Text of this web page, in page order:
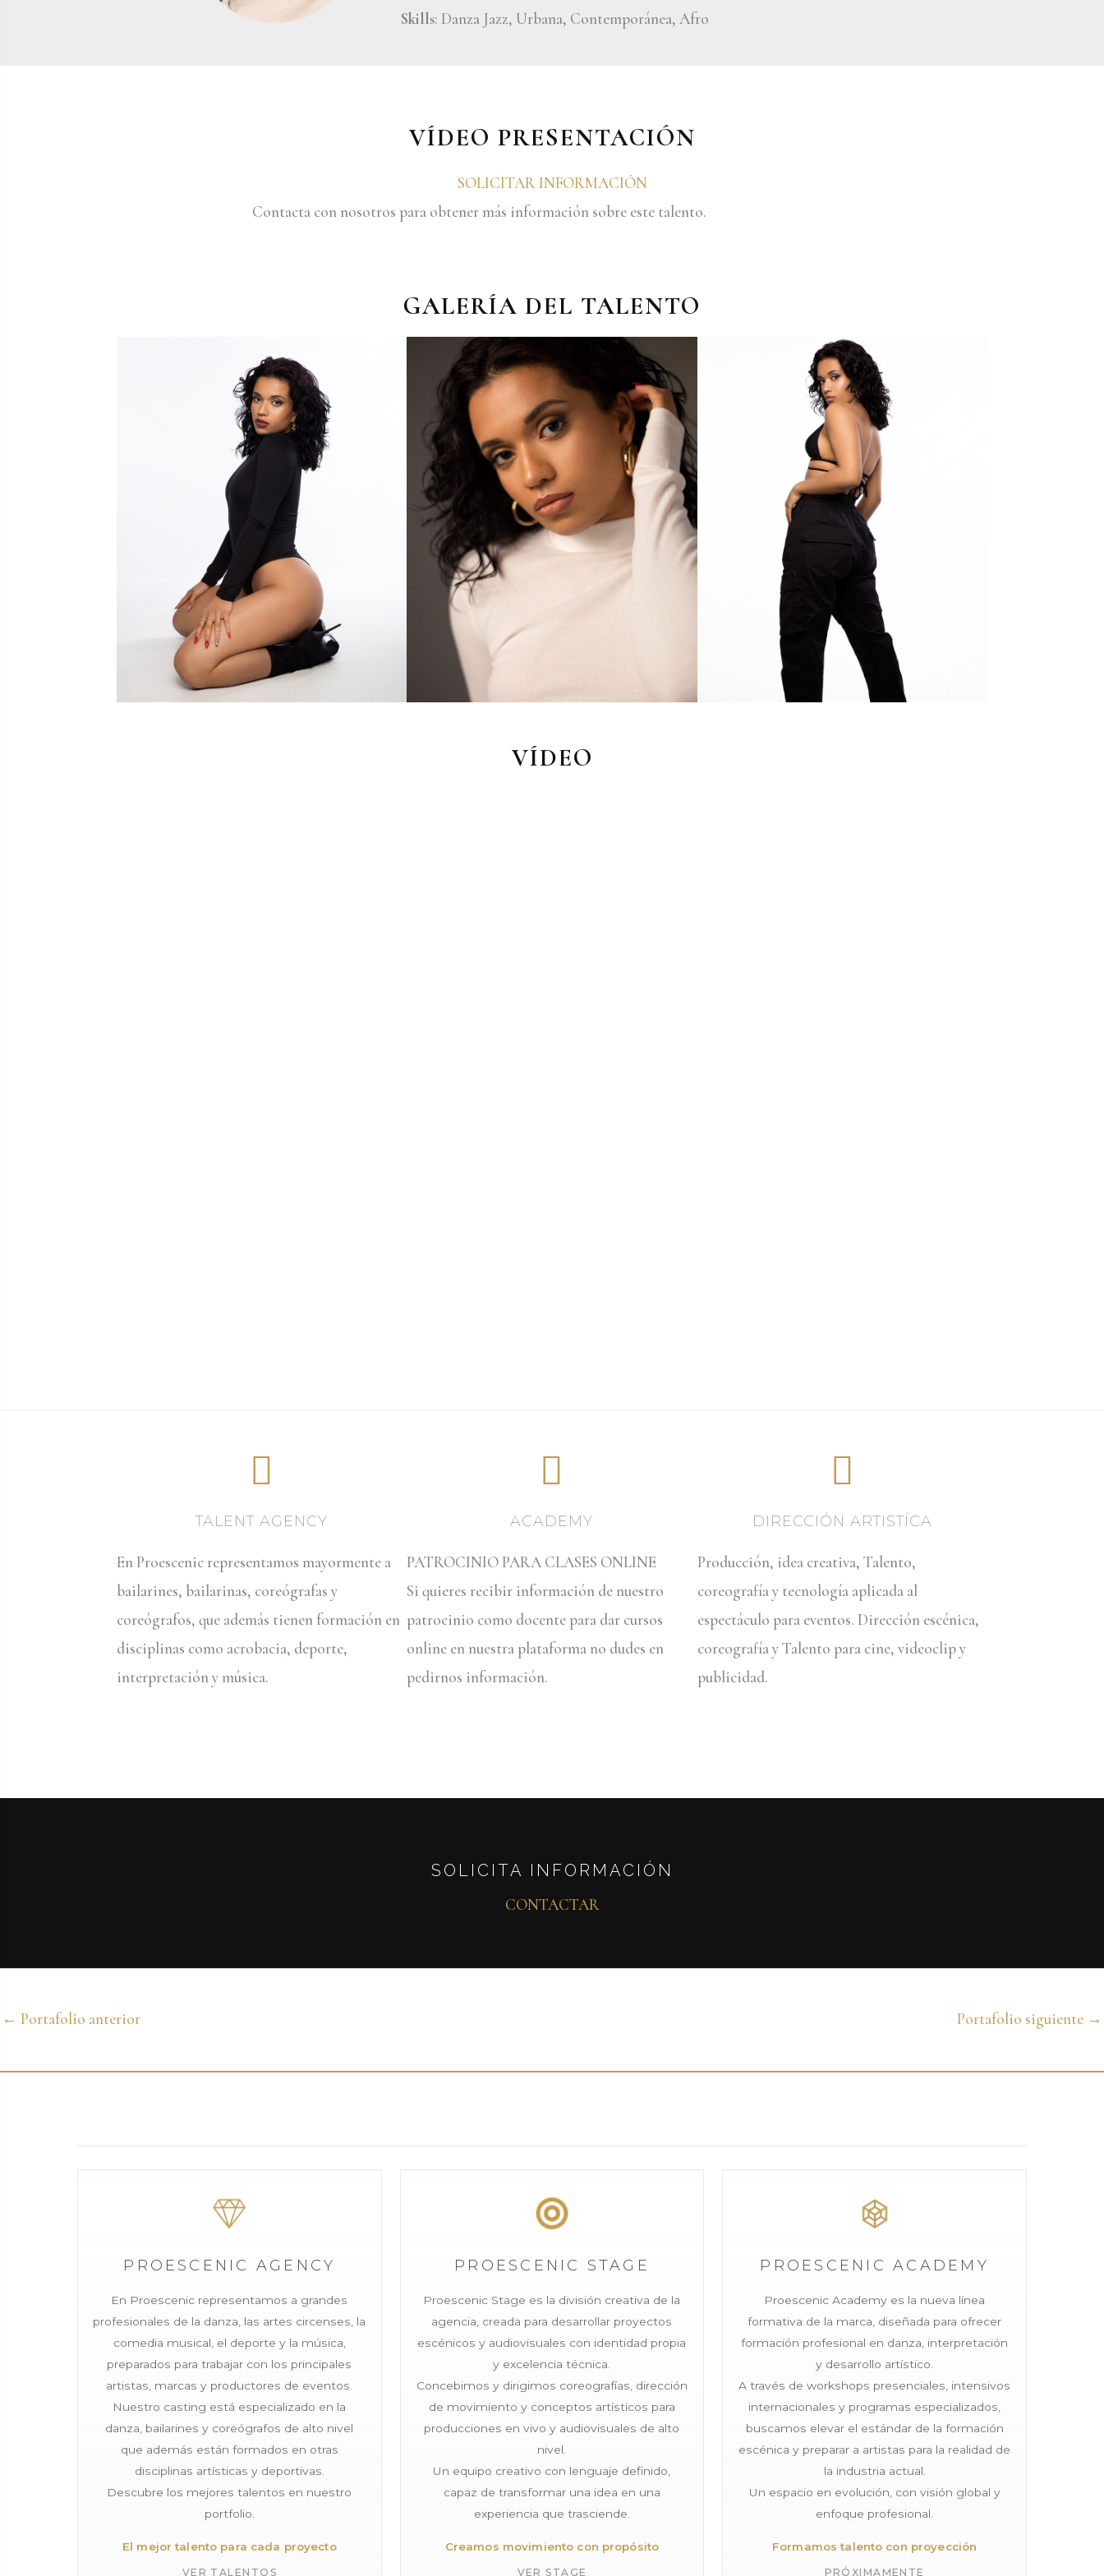
Skills: Danza Jazz, Urbana, Contemporánea, Afro
VÍDEO PRESENTACIÓN
SOLICITAR INFORMACIÓN
Contacta con nosotros para obtener más información sobre este talento.
GALERÍA DEL TALENTO
VÍDEO
TALENT AGENCY
En Proescenic representamos mayormente a
bailarines, bailarinas, coreógrafas y
coreógrafos, que además tienen formación en
disciplinas como acrobacia, deporte,
interpretación y música.
ACADEMY
PATROCINIO PARA CLASES ONLINE
Si quieres recibir información de nuestro
patrocinio como docente para dar cursos
online en nuestra plataforma no dudes en
pedirnos información.
DIRECCIÓN ARTISTÍCA
Producción, idea creativa, Talento,
coreografía y tecnología aplicada al
espectáculo para eventos. Dirección escénica,
coreografía y Talento para cine, videoclip y
publicidad.
SOLICITA INFORMACIÓN
CONTACTAR
← Portafolio anterior Portafolio siguiente →
PROESCENIC AGENCY
En Proescenic representamos a grandes
profesionales de la danza, las artes circenses, la
comedia musical, el deporte y la música,
preparados para trabajar con los principales
artistas, marcas y productores de eventos.
Nuestro casting está especializado en la
danza, bailarines y coreógrafos de alto nivel
que además están formados en otras
disciplinas artísticas y deportivas.
Descubre los mejores talentos en nuestro
portfolio.
El mejor talento para cada proyecto
VER TALENTOS
PROESCENIC STAGE
Proescenic Stage es la división creativa de la
agencia, creada para desarrollar proyectos
escénicos y audiovisuales con identidad propia
y excelencia técnica.
Concebimos y dirigimos coreografías, dirección
de movimiento y conceptos artísticos para
producciones en vivo y audiovisuales de alto
nivel.
Un equipo creativo con lenguaje definido,
capaz de transformar una idea en una
experiencia que trasciende.
Creamos movimiento con propósito
VER STAGE
PROESCENIC ACADEMY
Proescenic Academy es la nueva línea
formativa de la marca, diseñada para ofrecer
formación profesional en danza, interpretación
y desarrollo artístico.
A través de workshops presenciales, intensivos
internacionales y programas especializados,
buscamos elevar el estándar de la formación
escénica y preparar a artistas para la realidad de
la industria actual.
Un espacio en evolución, con visión global y
enfoque profesional.
Formamos talento con proyección
PRÓXIMAMENTE
Proescenic